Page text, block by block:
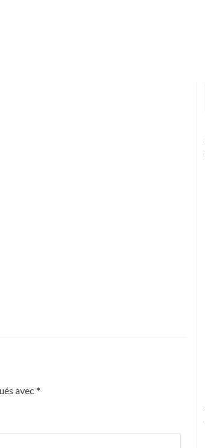
avec *